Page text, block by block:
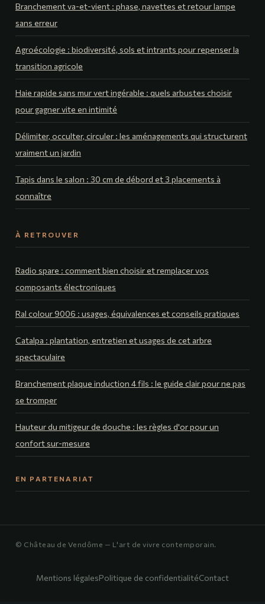
Branchement va-et-vient : phase, navettes et retour lampe
sans erreur
Agroécologie : biodiversité, sols et intrants pour repenser la
transition agricole
Haie rapide sans mur vert ingérable : quels arbustes choisir
pour gagner vite en intimité
Délimiter, occulter, circuler : les aménagements qui structurent
vraiment un jardin
Tapis dans le salon : 30 cm de débord et 3 placements à
connaître
À RETROUVER
Radio spare : comment bien choisir et remplacer vos
composants électroniques
Ral colour 9006 : usages, équivalences et conseils pratiques
Catalpa : plantation, entretien et usages de cet arbre
spectaculaire
Branchement plaque induction 4 fils : le guide clair pour ne pas
se tromper
Hauteur du mitigeur de douche : les règles d'or pour un
confort sur-mesure
EN PARTENARIAT
© Château de Vendôme — L'art de vivre contemporain.
Mentions légalesPolitique de confidentialitéContact